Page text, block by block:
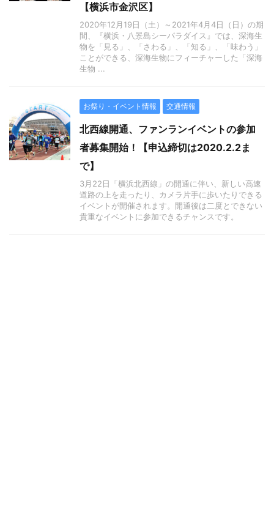
【横浜市金沢区】
2020年12月19日（土）～2021年4月4日（日）の期
間、『横浜・八景島シーパラダイス』では、深海生
物を「見る」、「さわる」、「知る」、「味わう」
ことができる、深海生物にフィーチャーした「深海
生物 ...
お祭り・イベント情報 交通情報
北西線開通、ファンランイベントの参加
者募集開始！【申込締切は2020.2.2ま
で】
3月22日「横浜北西線」の開通に伴い、新しい高速
道路の上を走ったり、カメラ片手に歩いたりできる
イベントが開催されます。開通後は二度とできない
貴重なイベントに参加できるチャンスです。